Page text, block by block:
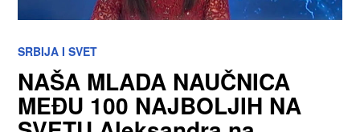
SRBIJA I SVET
NAŠA MLADA NAUČNICA
MEĐU 100 NAJBOLJIH NA